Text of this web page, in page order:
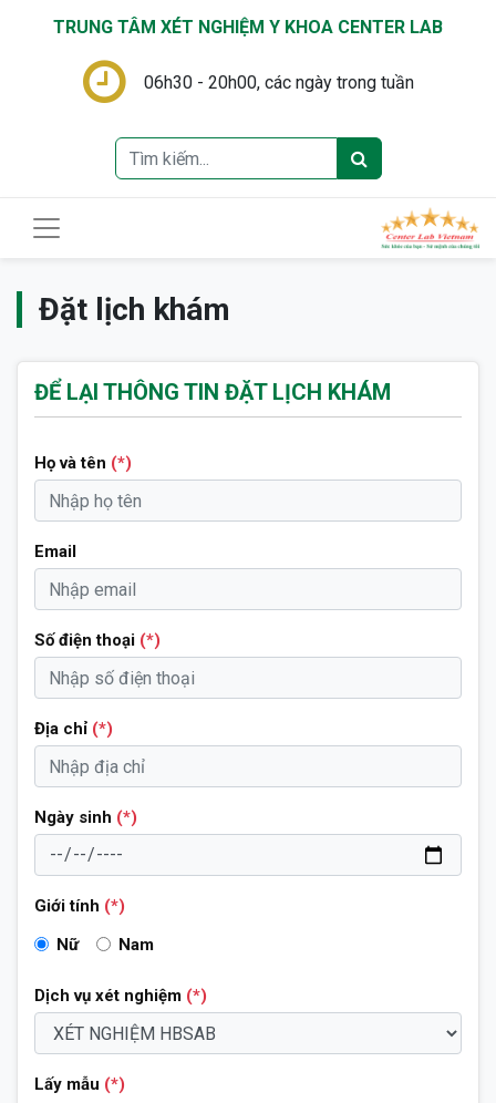
TRUNG TÂM XÉT NGHIỆM Y KHOA CENTER LAB
06h30 - 20h00, các ngày trong tuần
Đặt lịch khám
ĐỂ LẠI THÔNG TIN ĐẶT LỊCH KHÁM
Họ và tên (*)
Email
Số điện thoại (*)
Địa chỉ (*)
Ngày sinh (*)
Giới tính (*)
Nữ
Nam
Dịch vụ xét nghiệm (*)
Lấy mẫu (*)